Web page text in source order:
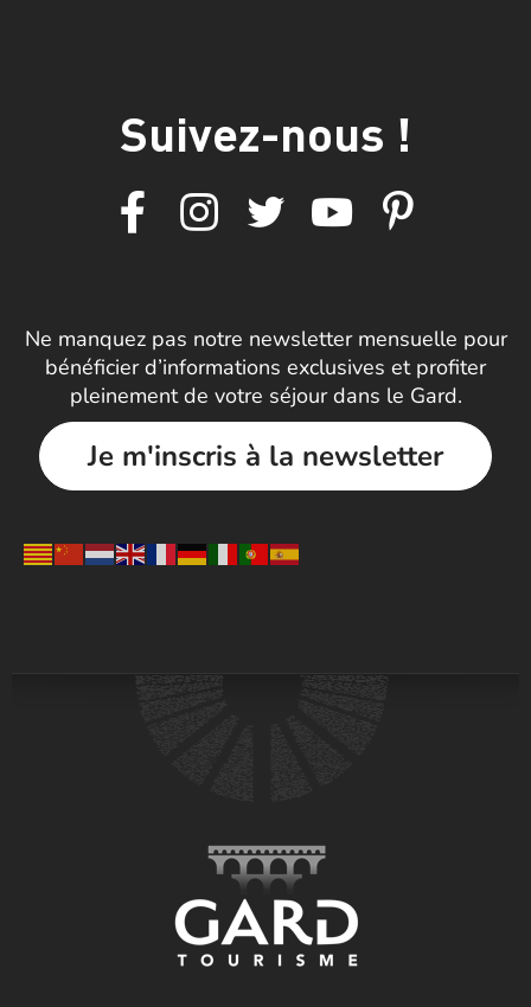
Suivez-nous !
Ne manquez pas notre newsletter mensuelle pour
bénéficier d’informations exclusives et profiter
pleinement de votre séjour dans le Gard.
Je m'inscris à la newsletter